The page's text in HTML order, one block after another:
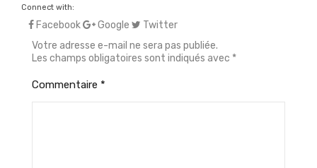
Connect with:
Facebook Google
Twitter
Votre adresse e-mail ne sera pas publiée.
Les champs obligatoires sont indiqués avec *
Commentaire *